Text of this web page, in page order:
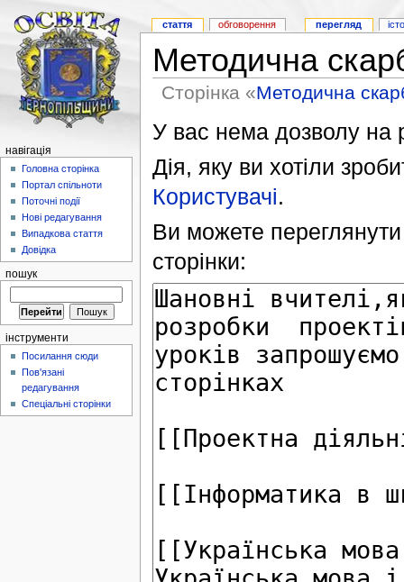
Методична
Сторінка «Методична
У вас нема дозволу на
Дія, яку ви хотіли
Користувачі.
Ви можете переглянути
сторінки:
стаття обговорення перегляд
навігація
Головна сторінка
Портал спільноти
Поточні події
Нові редагування
Випадкова стаття
Довідка
пошук
інструменти
Посилання сюди
Пов'язані
редагування
Спеціальні сторінки